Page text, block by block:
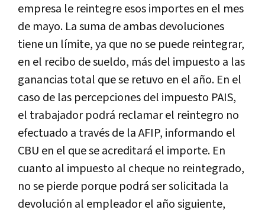
empresa le reintegre esos importes en el mes
de mayo. La suma de ambas devoluciones
tiene un límite, ya que no se puede reintegrar,
en el recibo de sueldo, más del impuesto a las
ganancias total que se retuvo en el año. En el
caso de las percepciones del impuesto PAIS,
el trabajador podrá reclamar el reintegro no
efectuado a través de la AFIP, informando el
CBU en el que se acreditará el importe. En
cuanto al impuesto al cheque no reintegrado,
no se pierde porque podrá ser solicitada la
devolución al empleador el año siguiente,